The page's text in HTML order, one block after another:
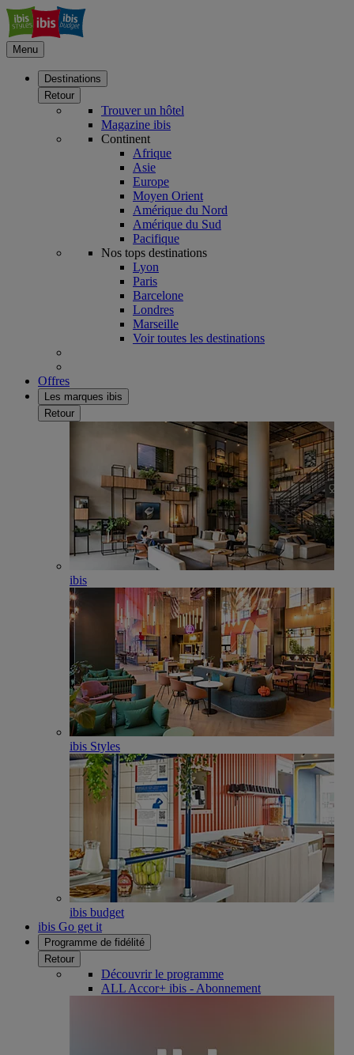
Menu
Destinations
Retour
Trouver un hôtel
Magazine ibis
Continent
Afrique
Asie
Europe
Moyen Orient
Amérique du Nord
Amérique du Sud
Pacifique
Nos tops destinations
Lyon
Paris
Barcelone
Londres
Marseille
Voir toutes les destinations
Offres
Les marques ibis
Retour
ibis
ibis Styles
ibis budget
ibis Go get it
Programme de fidélité
Retour
Découvrir le programme
ALL Accor+ ibis - Abonnement